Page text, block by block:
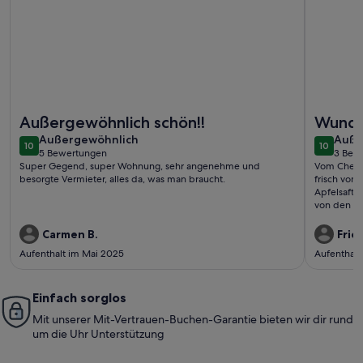
Außergewöhnlich schön!!
1010 von 10
Außergewöhnlich
außergewöhnlich
5 Bewertungen
(5
bewertungen)
Super Gegend, super Wohnung, sehr angenehme und
besorgte Vermieter, alles da, was man braucht.
Carmen B.
Aufenthalt im Mai 2025
1010 von
3
(3
Vom
frisch vom
Apfelsaft
von den
Abfahrt,
ist die
Einfach sorglos
Mit unserer Mit-Vertrauen-Buchen-Garantie bieten wir dir rund
um die Uhr Unterstützung